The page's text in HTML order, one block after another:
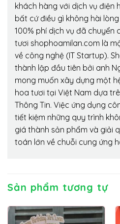
khách hàng với dịch vụ điện
bất cứ điều gì không hài
100% phí dịch vụ đã chuyển
tươi shophoamilan.com là
về công nghệ (IT Startup).
thành lập đầu tiên bởi anh
mong muốn xây dựng một
hoa tươi tại Việt Nam dựa
Thông Tin. Việc ứng dụng
tiết kiệm những quy trình
giá thành sản phẩm và giải
toán lớn về chuỗi cung ứng
Sản phẩm tương tự